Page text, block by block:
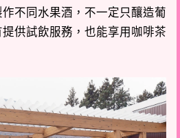
不同水果酒，不一定只釀造葡
供試飲服務，也能享用咖啡茶